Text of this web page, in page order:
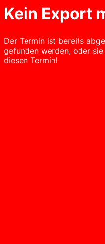
Kein Export
Der Termin ist bereits
gefunden werden, oder
diesen Termin!